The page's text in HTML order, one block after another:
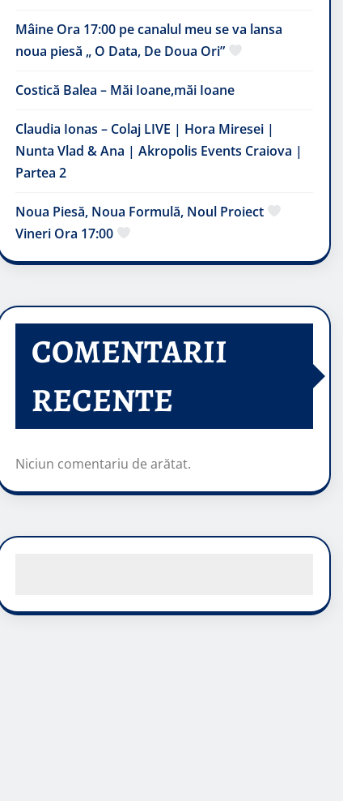
Mâine Ora 17:00 pe canalul meu se va lansa
noua piesă „ O Data, De Doua Ori”
Costică Balea – Măi Ioane,măi Ioane
Claudia Ionas – Colaj LIVE | Hora Miresei |
Nunta Vlad & Ana | Akropolis Events Craiova |
Partea 2
Noua Piesă, Noua Formulă, Noul Proiect
Vineri Ora 17:00
COMENTARII
RECENTE
Niciun comentariu de arătat.